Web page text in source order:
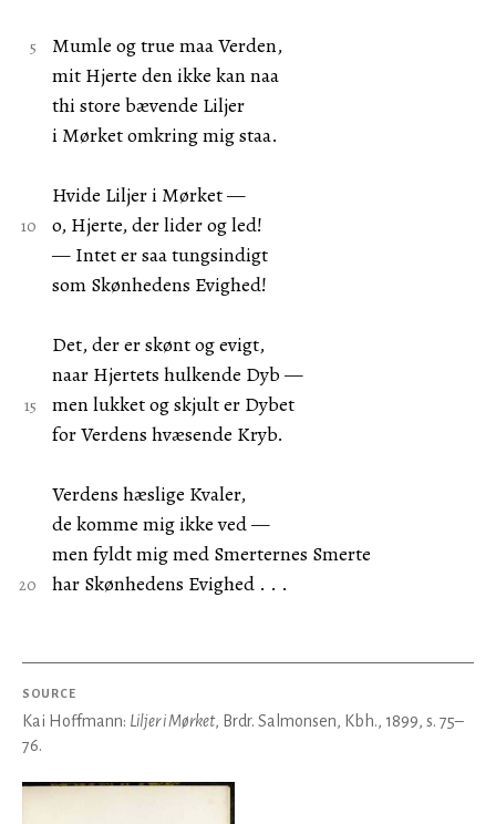
Mumle og true maa Verden,
mit Hjerte den ikke kan naa
thi store bævende Liljer
i Mørket omkring mig staa.
Hvide Liljer i Mørket —
o, Hjerte, der lider og led!
— Intet er saa tungsindigt
som Skønhedens Evighed!
Det, der er skønt og evigt,
naar Hjertets hulkende Dyb —
men lukket og skjult er Dybet
for Verdens hvæsende Kryb.
Verdens hæslige Kvaler,
de komme mig ikke ved —
men fyldt mig med Smerternes Smerte
har Skønhedens Evighed . . .
SOURCE
Kai Hoffmann: Liljer i Mørket, Brdr. Salmonsen, Kbh., 1899, s. 75–
76.